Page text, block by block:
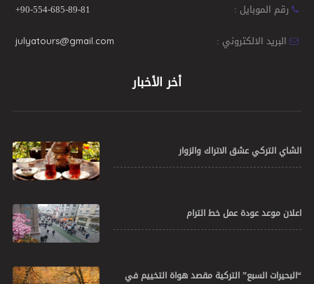
رقم الموبايل :
+90-554-685-89-81
البريد الالكتروني :
julyatours@gmail.com
أخر الأخبار
الشاي التركي عشق الاتراك والزوار
اعلان موعد عودة عمل خط الترام
“البحيرات السبع” التركية مقصد هواة التخييم في